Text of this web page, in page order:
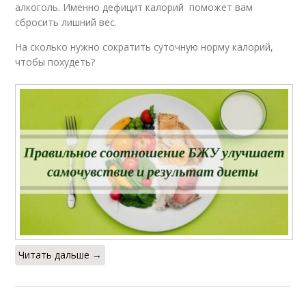
алкоголь. Именно дефицит калорий поможет вам
сбросить лишний вес.
На сколько нужно сократить суточную норму калорий,
чтобы похудеть?
Читать дальше →